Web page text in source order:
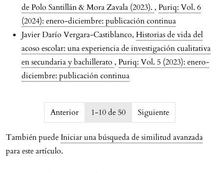
de Polo Santillán & Mora Zavala (2023). , Puriq: Vol. 6
(2024): enero-diciembre: publicación continua
Javier Darío Vergara-Castiblanco, Historias de vida del
acoso escolar: una experiencia de investigación cualitativa
en secundaria y bachillerato , Puriq: Vol. 5 (2023): enero-
diciembre: publicación continua
issue.pagination6a7854823908f
Anterior 1-10 de 50 Siguiente
También puede Iniciar una búsqueda de similitud avanzada
para este artículo.